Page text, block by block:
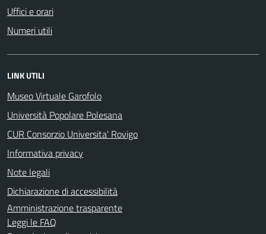
Uffici e orari
Numeri utili
LINK UTILI
Museo Virtuale Garofolo
Università Popolare Polesana
CUR Consorzio Universita' Rovigo
Informativa privacy
Note legali
Dichiarazione di accessibilità
Amministrazione trasparente
Leggi le FAQ